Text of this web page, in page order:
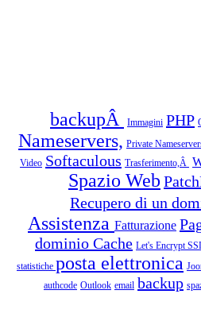
backupÂ Immagini PHP
Nameservers, Private
Video Softaculous Trasferimento,Â
Spazio Web
Recupero di un
Assistenza Fatturazione
dominio Cache Let's Encrypt
statistiche posta elettronica
authcode Outlook email backup